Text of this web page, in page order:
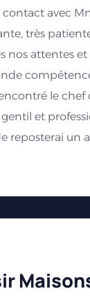
contact avec
très
nos attentes
le chef
et
reposterai un